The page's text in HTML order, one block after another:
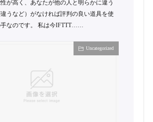
が高く、あなたが他の人と明らかに違う
うなど）がなければ評判の良い道具を使
手なのです。 私は今IFTTT……
Uncategorized